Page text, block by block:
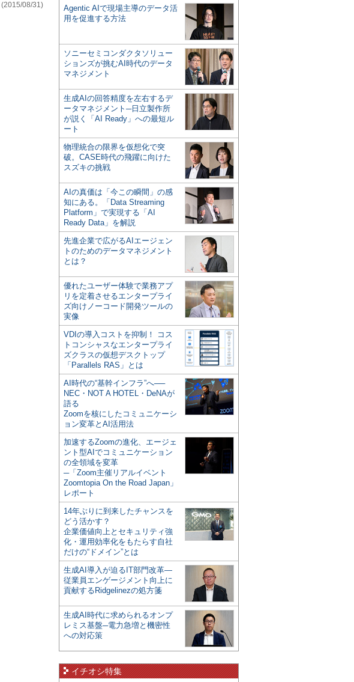
(2015/08/31)
Agentic AIで現場主導のデータ活
用を促進する方法
ソニーセミコンダクタソリュー
ションズが挑むAI時代のデータ
マネジメント
生成AIの回答精度を左右するデ
ータマネジメント─日立製作所
が説く「AI Ready」への最短ル
ート
物理統合の限界を仮想化で突
破。CASE時代の飛躍に向けた
スズキの挑戦
AIの真価は「今この瞬間」の感
知にある。「Data Streaming
Platform」で実現する「AI
Ready Data」を解説
先進企業で広がるAIエージェン
トのためのデータマネジメント
とは？
優れたユーザー体験で業務アプ
リを定着させるエンタープライ
ズ向けノーコード開発ツールの
実像
VDIの導入コストを抑制！ コス
トコンシャスなエンタープライ
ズクラスの仮想デスクトップ
「Parallels RAS」とは
AI時代の“基幹インフラ”へ──
NEC・NOT A HOTEL・DeNAが
語る
Zoomを核にしたコミュニケーシ
ョン変革とAI活用法
加速するZoomの進化、エージェ
ント型AIでコミュニケーション
の全領域を変革
─「Zoom主催リアルイベント
Zoomtopia On the Road Japan」
レポート
14年ぶりに到来したチャンスを
どう活かす？
企業価値向上とセキュリティ強
化・運用効率化をもたらす自社
だけの“ドメイン”とは
生成AI導入が迫るIT部門改革―
従業員エンゲージメント向上に
貢献するRidgelinezの処方箋
生成AI時代に求められるオンプ
レミス基盤─電力急増と機密性
への対応策
イチオシ特集